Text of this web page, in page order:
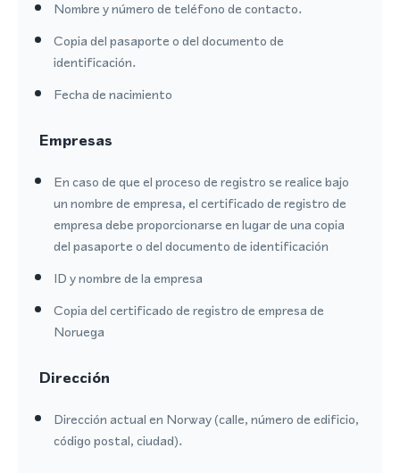
Nombre y número de teléfono de contacto.
Copia del pasaporte o del documento de
identificación.
Fecha de nacimiento
Empresas
En caso de que el proceso de registro se realice bajo
un nombre de empresa, el certificado de registro de
empresa debe proporcionarse en lugar de una copia
del pasaporte o del documento de identificación
ID y nombre de la empresa
Copia del certificado de registro de empresa de
Noruega
Dirección
Dirección actual en Norway (calle, número de edificio,
código postal, ciudad).